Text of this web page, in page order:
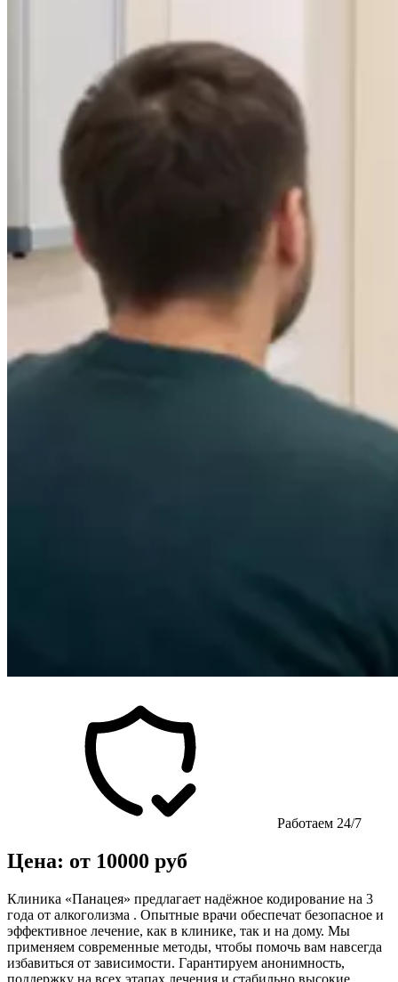
Работаем 24/7
Цена: от 10000 руб
Клиника «Панацея» предлагает надёжное кодирование на 3
года от алкоголизма . Опытные врачи обеспечат безопасное и
эффективное лечение, как в клинике, так и на дому. Мы
применяем современные методы, чтобы помочь вам навсегда
избавиться от зависимости. Гарантируем анонимность,
поддержку на всех этапах лечения и стабильно высокие